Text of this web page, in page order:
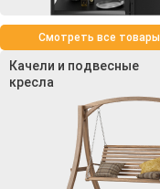
Смотреть все товары
Качели и подвесные
кресла